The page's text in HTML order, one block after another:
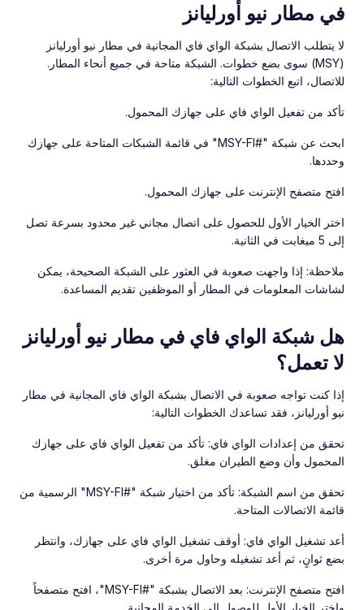
في مطار نيو أورليانز
لا يتطلب الاتصال بشبكة الواي فاي المجانية في مطار نيو أورليانز
(MSY) سوى بضع خطوات. الشبكة متاحة في جميع أنحاء المطار.
للاتصال، اتبع الخطوات التالية:
تأكد من تفعيل الواي فاي على جهازك المحمول.
ابحث عن شبكة "#MSY-FI" في قائمة الشبكات المتاحة على جهازك
وحددها.
افتح متصفح الإنترنت على جهازك المحمول.
اختر الخيار الأول للحصول على اتصال مجاني غير محدود بسرعة تصل
إلى 5 ميغابت في الثانية.
ملاحظة: إذا واجهت صعوبة في العثور على الشبكة الصحيحة، يمكن
لشاشات المعلومات في المطار أو الموظفين تقديم المساعدة.
هل شبكة الواي فاي في مطار نيو أورليانز
لا تعمل؟
إذا كنت تواجه صعوبة في الاتصال بشبكة الواي فاي المجانية في مطار
نيو أورليانز، فقد تساعدك الخطوات التالية:
تحقق من إعدادات الواي فاي: تأكد من تفعيل الواي فاي على جهازك
المحمول وأن وضع الطيران مغلق.
تحقق من اسم الشبكة: تأكد من اختيار شبكة "#MSY-FI" الرسمية من
قائمة الاتصالات المتاحة.
أعد تشغيل الواي فاي: أوقف تشغيل الواي فاي على جهازك، وانتظر
بضع ثوانٍ، ثم أعد تشغيله وحاول مرة أخرى.
افتح متصفح الإنترنت: بعد الاتصال بشبكة "#MSY-FI"، افتح متصفحاً
واختر الخيار الأول للوصول إلى الخدمة المجانية.